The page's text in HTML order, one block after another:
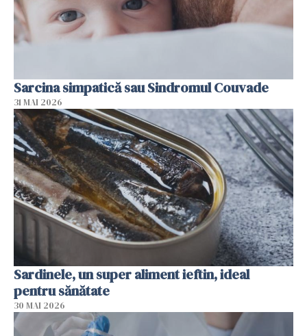
Sarcina simpatică sau Sindromul Couvade
31 MAI 2026
Sardinele, un super aliment ieftin, ideal
pentru sănătate
30 MAI 2026